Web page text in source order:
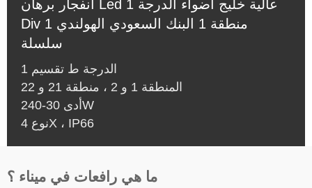
انفجار برهان Led عالية خليج أضواء الدرجة 1
Div 1 منطقة 1 البنك السعودي الهولندي
سلسلة
الدرجة ط تقسيم 1
المنطقة 1 و 2 ، منطقة 21 و 22
أدى 30-240W
نوع 4X ، IP66
ما هي رافعات في ميناء ؟